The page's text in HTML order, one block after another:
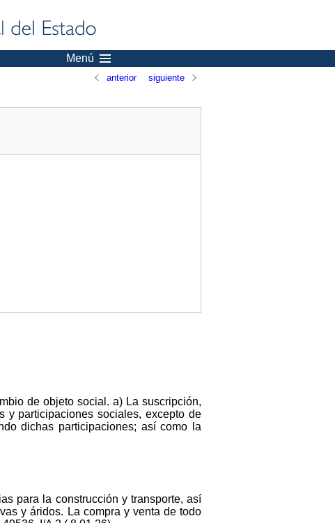
Menú
anterior siguiente
de objeto social. a) La suscripción,
y participaciones sociales, excepto de
dichas participaciones; así como la
para la construcción y transporte, así
y áridos. La compra y venta de todo